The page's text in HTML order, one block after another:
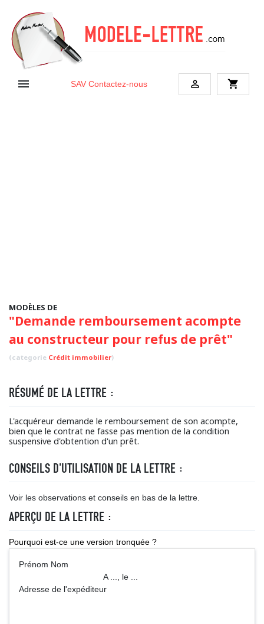
 SAV Contactez-nous  shopping_cart
MODÈLES DE
"Demande remboursement acompte
au constructeur pour refus de prêt"
(categorie Crédit immobilier)
RÉSUMÉ DE LA LETTRE :
L'acquéreur demande le remboursement de son acompte,
bien que le contrat ne fasse pas mention de la condition
suspensive d'obtention d'un prêt.
CONSEILS D'UTILISATION DE LA LETTRE :
Voir les observations et conseils en bas de la lettre.
APERÇU DE LA LETTRE :
Pourquoi est-ce une version tronquée ?
Prénom Nom
A ..., le ...
Adresse de l'expéditeur